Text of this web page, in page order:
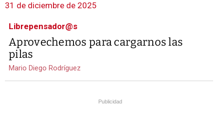
31 de diciembre de 2025
Librepensador@s
Aprovechemos para cargarnos las
pilas
Mario Diego Rodríguez
Publicidad